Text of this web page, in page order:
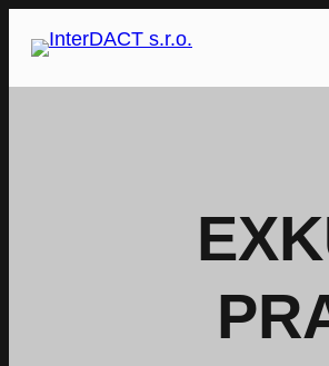
obsah